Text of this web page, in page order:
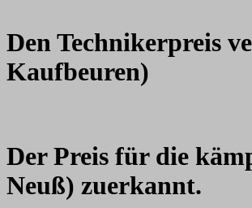
Den Technikerpreis
Kaufbeuren)
Der Preis für die
Neuß) zuerkannt.